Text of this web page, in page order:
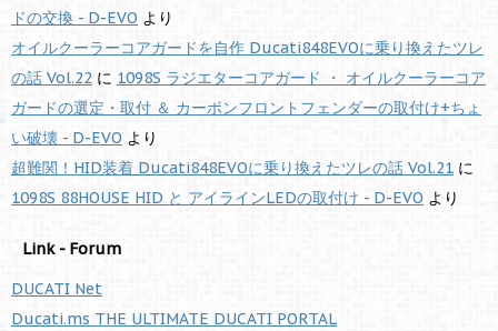
ドの交換 - D-EVO より
オイルクーラーコアガードを自作 Ducati848EVOに乗り換えたツレ
の話 Vol.22 に 1098S ラジエターコアガード ・ オイルクーラーコア
ガードの選定・取付 ＆ カーボンフロントフェンダーの取付け+ちょ
い破壊 - D-EVO より
超難関！HID装着 Ducati848EVOに乗り換えたツレの話 Vol.21 に
1098S 88HOUSE HID と アイラインLEDの取付け - D-EVO より
Link - Forum
DUCATI Net
Ducati.ms THE ULTIMATE DUCATI PORTAL